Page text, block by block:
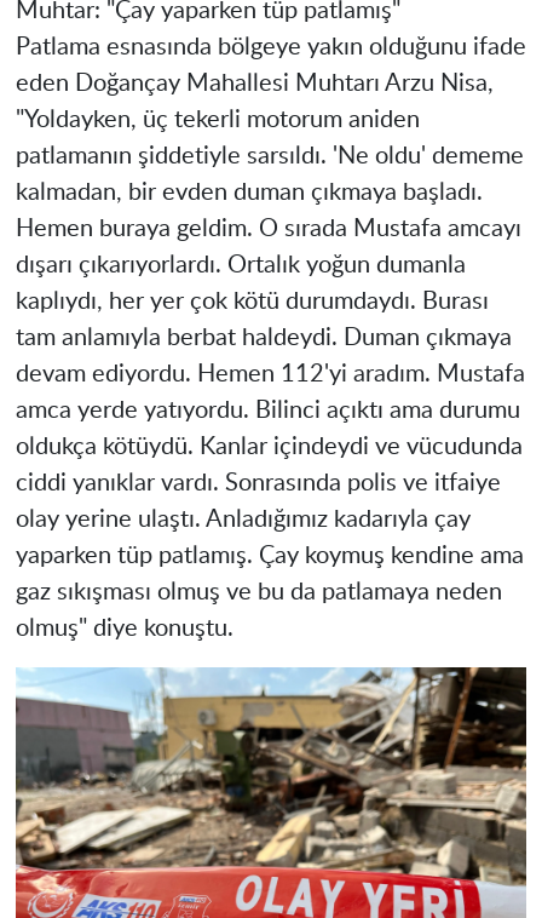
Muhtar: "Çay yaparken tüp patlamış"
Patlama esnasında bölgeye yakın olduğunu ifade
eden Doğançay Mahallesi Muhtarı Arzu Nisa,
"Yoldayken, üç tekerli motorum aniden
patlamanın şiddetiyle sarsıldı. 'Ne oldu' dememe
kalmadan, bir evden duman çıkmaya başladı.
Hemen buraya geldim. O sırada Mustafa amcayı
dışarı çıkarıyorlardı. Ortalık yoğun dumanla
kaplıydı, her yer çok kötü durumdaydı. Burası
tam anlamıyla berbat haldeydi. Duman çıkmaya
devam ediyordu. Hemen 112'yi aradım. Mustafa
amca yerde yatıyordu. Bilinci açıktı ama durumu
oldukça kötüydü. Kanlar içindeydi ve vücudunda
ciddi yanıklar vardı. Sonrasında polis ve itfaiye
olay yerine ulaştı. Anladığımız kadarıyla çay
yaparken tüp patlamış. Çay koymuş kendine ama
gaz sıkışması olmuş ve bu da patlamaya neden
olmuş" diye konuştu.